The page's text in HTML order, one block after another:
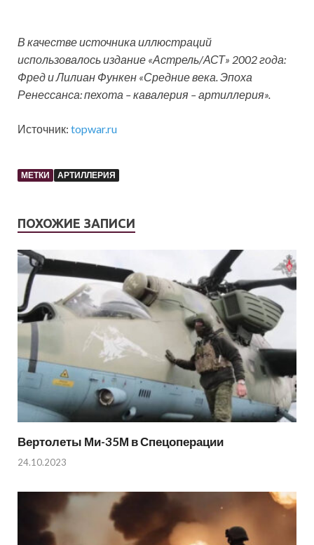
В качестве источника иллюстраций
использовалось издание «Астрель/АСТ» 2002 года:
Фред и Лилиан Функен «Средние века. Эпоха
Ренессанса: пехота – кавалерия – артиллерия».
Источник: topwar.ru
МЕТКИ АРТИЛЛЕРИЯ
ПОХОЖИЕ ЗАПИСИ
Вертолеты Ми-35М в Спецоперации
24.10.2023